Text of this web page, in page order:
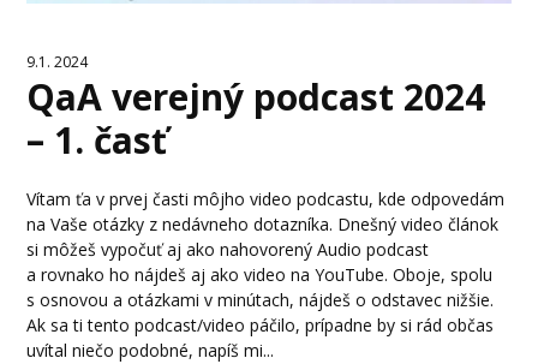
9.1. 2024
QaA verejný podcast 2024
– 1. časť
Vítam ťa v prvej časti môjho video podcastu, kde odpovedám
na Vaše otázky z nedávneho dotazníka. Dnešný video článok
si môžeš vypočuť aj ako nahovorený Audio podcast
a rovnako ho nájdeš aj ako video na YouTube. Oboje, spolu
s osnovou a otázkami v minútach, nájdeš o odstavec nižšie.
Ak sa ti tento podcast/video páčilo, prípadne by si rád občas
uvítal niečo podobné, napíš mi...